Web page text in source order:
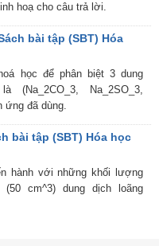
hoạ cho câu trả lời.
bài tập (SBT) Hóa
học để phân biệt 3 dung
(Na_2CO_3, Na_2SO_3,
ứng đã dùng.
bài tập (SBT) Hóa học
hành với những khối lượng
cm^3) dung dịch loãng